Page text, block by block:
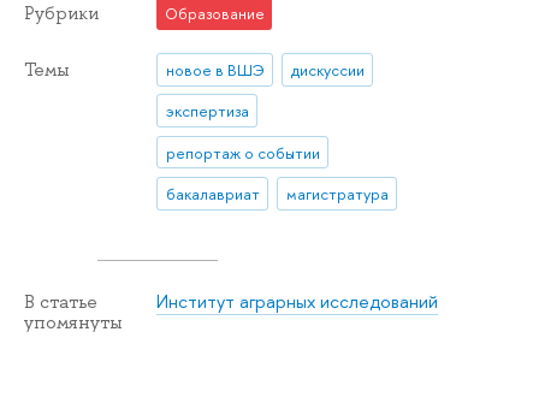
Рубрики Образование
Темы новое в ВШЭ
дискуссии
экспертиза
репортаж о событии
бакалавриат
магистратура
В статье
упомянуты
Институт аграрных исследований